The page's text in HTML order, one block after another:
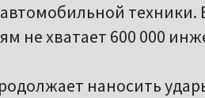
техники.
не хватает 600 000
наносить